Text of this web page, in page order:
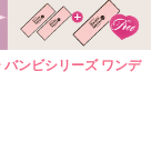
ンビシリーズ ワンデ